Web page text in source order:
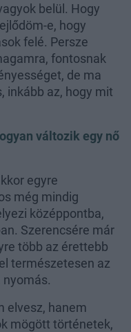
belül. Hogy
e, hogy
felé. Persze
fontosnak
de ma
inkább az, hogy mit
változik egy nő
egyre
még mindig
középpontba,
Szerencsére már
több az érettebb
természetesen az
nyomás.
elvesz, hanem
mögött történetek,